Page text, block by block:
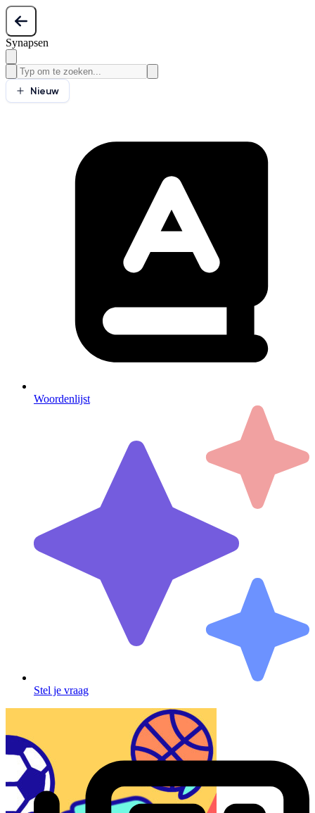
Synapsen
Nieuw
Woordenlijst
Stel je vraag